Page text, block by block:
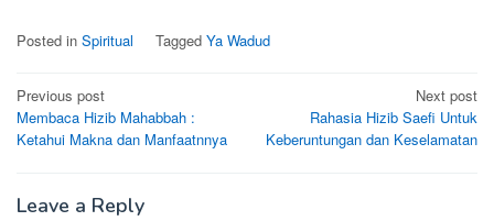
Posted in Spiritual Tagged Ya Wadud
Post
navigation
Previous post
Membaca Hizib Mahabbah :
Ketahui Makna dan Manfaatnnya
Next post
Rahasia Hizib Saefi Untuk
Keberuntungan dan Keselamatan
Leave a Reply